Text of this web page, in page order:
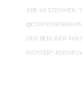
ABE 40 STEMMEN
DER BERLINER
RICHTER*